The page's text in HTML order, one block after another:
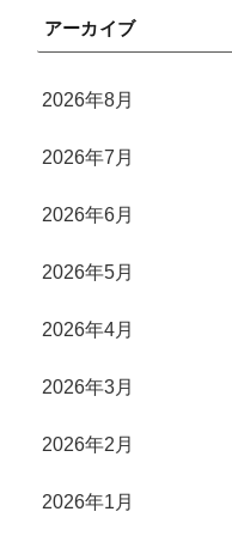
アーカイブ
2026年8月
2026年7月
2026年6月
2026年5月
2026年4月
2026年3月
2026年2月
2026年1月